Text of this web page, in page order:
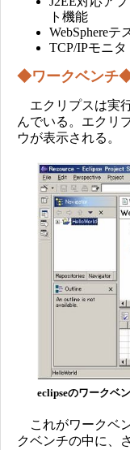
ト機能
WebSphereテ
TCP/IPモニタ
◆ワークベンチ
エクリプスは実
んでいる。エクリ
ウが表示される。
eclipseのワークベ
これがワークベ
クベンチの中に、